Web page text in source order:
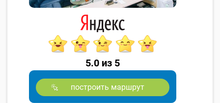
5.0 из 5
построить маршрут